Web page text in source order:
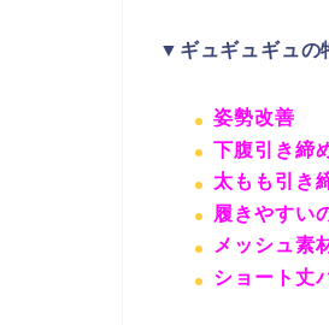
▼ギュギュギュの
姿勢改善
下腹引き締
太もも引き
履きやすい
メッシュ素
ショート丈